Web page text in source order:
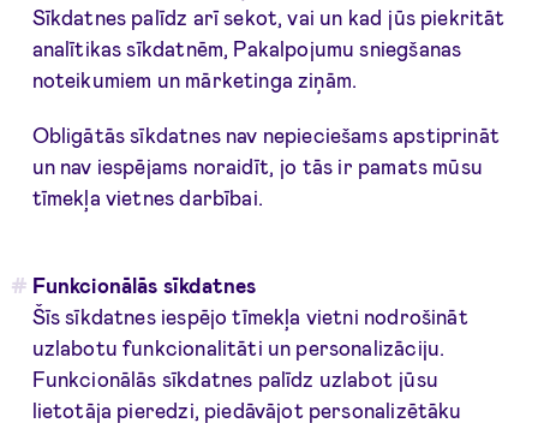
Sīkdatnes palīdz arī sekot, vai un kad jūs piekritāt
analītikas sīkdatnēm, Pakalpojumu sniegšanas
noteikumiem un mārketinga ziņām.
Obligātās sīkdatnes nav nepieciešams apstiprināt
un nav iespējams noraidīt, jo tās ir pamats mūsu
tīmekļa vietnes darbībai.
Funkcionālās sīkdatnes
Šīs sīkdatnes iespējo tīmekļa vietni nodrošināt
uzlabotu funkcionalitāti un personalizāciju.
Funkcionālās sīkdatnes palīdz uzlabot jūsu
lietotāja pieredzi, piedāvājot personalizētāku